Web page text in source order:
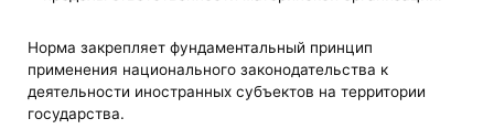
Норма закрепляет фундаментальный принцип
применения национального законодательства к
деятельности иностранных субъектов на территории
государства.